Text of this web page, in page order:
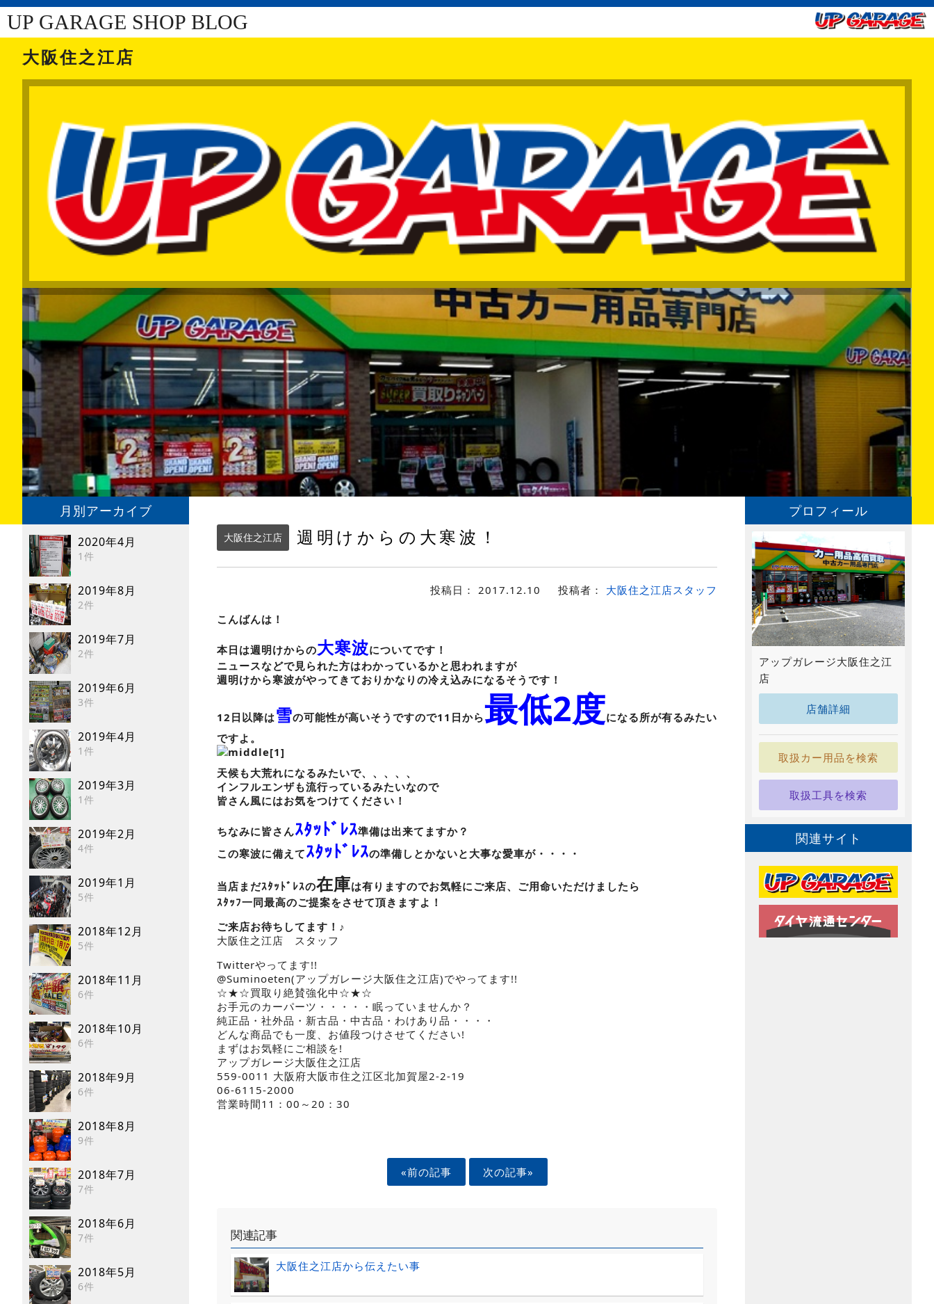
UP GARAGE SHOP BLOG
大阪住之江店
月別アーカイブ
2020年4月
1件
2019年8月
2件
2019年7月
2件
2019年6月
3件
2019年4月
1件
2019年3月
1件
2019年2月
4件
2019年1月
5件
2018年12月
5件
2018年11月
6件
2018年10月
6件
2018年9月
6件
2018年8月
9件
2018年7月
7件
2018年6月
7件
2018年5月
6件
大阪住之江店 週明けからの大寒波！
投稿日： 2017.12.10 投稿者： 大阪住之江店スタッフ
こんばんは！
本日は週明けからの大寒波についてです！
ニュースなどで見られた方はわかっているかと思われますが
週明けから寒波がやってきておりかなりの冷え込みになるそうです！
12日以降は雪の可能性が高いそうですので11日から最低2度になる所が有るみたい
ですよ。
天候も大荒れになるみたいで、、、、、
インフルエンザも流行っているみたいなので
皆さん風にはお気をつけてください！
ちなみに皆さんｽﾀｯﾄﾞﾚｽ準備は出来てますか？
この寒波に備えてｽﾀｯﾄﾞﾚｽの準備しとかないと大事な愛車が・・・・
当店まだｽﾀｯﾄﾞﾚｽの在庫は有りますのでお気軽にご来店、ご用命いただけましたら
ｽﾀｯﾌ一同最高のご提案をさせて頂きますよ！
ご来店お待ちしてます！♪
大阪住之江店 スタッフ
Twitterやってます!!
@Suminoeten(アップガレージ大阪住之江店)でやってます!!
☆★☆買取り絶賛強化中☆★☆
お手元のカーパーツ・・・・・眠っていませんか？
純正品・社外品・新古品・中古品・わけあり品・・・・
どんな商品でも一度、お値段つけさせてください!
まずはお気軽にご相談を!
アップガレージ大阪住之江店
559-0011 大阪府大阪市住之江区北加賀屋2-2-19
06-6115-2000
営業時間11：00～20：30
«前の記事 次の記事»
関連記事
大阪住之江店から伝えたい事
プロフィール
アップガレージ大阪住之江
店
店舗詳細
取扱カー用品を検索
取扱工具を検索
関連サイト